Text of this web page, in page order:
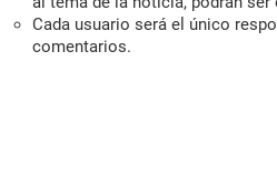
Cada usuario será el único
comentarios.